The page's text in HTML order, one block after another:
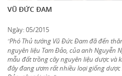
VŨ ĐỨC ĐAM
Ngày: 05/2015
“Phó Thủ tướng Vũ Đức Đam đã đến
nguyên liệu Tam Đảo, của anh Nguyễn
mẫu đất trồng cây nguyên liệu dược và
đây đang ươm rất nhiều loại giống